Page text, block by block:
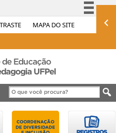
MAPA DO SITE
Simplifique!
Acesso à informação
Legislação
Canais
Educação
UFPel